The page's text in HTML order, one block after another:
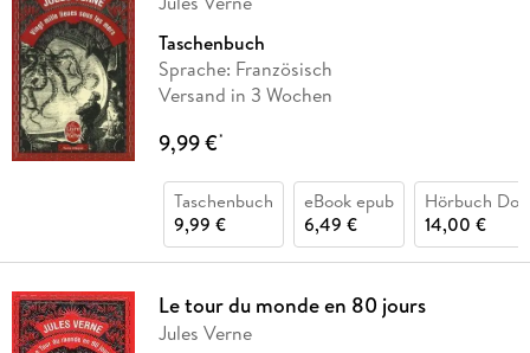
Taschenbuch
Sprache: Französisch
Versand in 3 Wochen
9,99 €*
Taschenbuch
9,99 €
eBook epub
6,49 €
Hörbuch
14,00 €
Le tour du monde en 80 jours
Jules Verne